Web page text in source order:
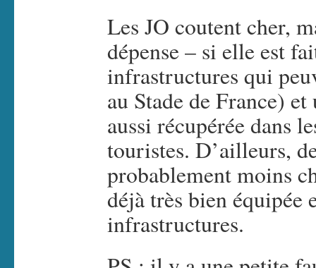
Les JO coutent cher,
dépense – si elle est
infrastructures qui
au Stade de France)
aussi récupérée dans
touristes. D’ailleurs,
probablement moins
déjà très bien équipée
infrastructures.